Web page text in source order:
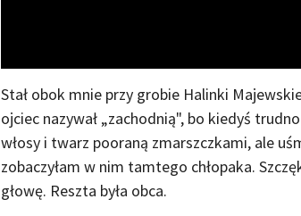
Stał obok mnie przy grobie Halinki
ojciec nazywał „zachodnią", bo kiedyś
włosy i twarz pooraną zmarszczkami, ale
zobaczyłam w nim tamtego chłopaka.
głowę. Reszta była obca.